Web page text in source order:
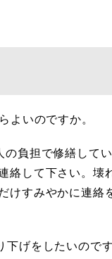
いのですか。
負担で修繕して
絡して下さい。壊
けすみやかに連絡
げをしたいので